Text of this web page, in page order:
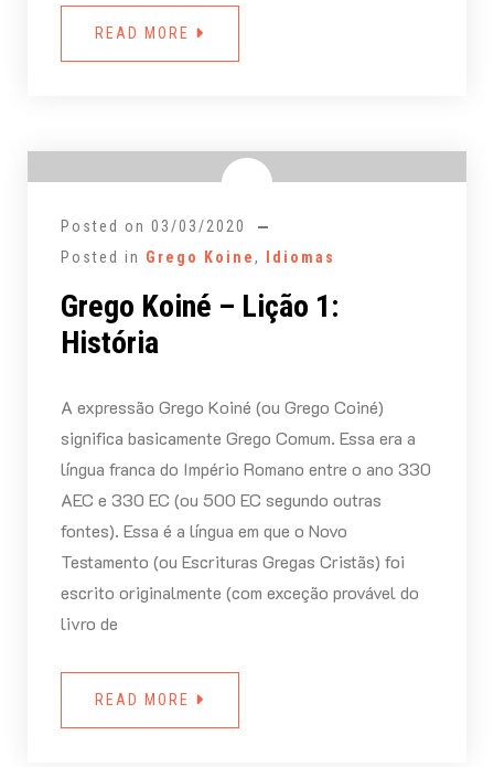
READ MORE
Posted on 03/03/2020
Posted in Grego Koine, Idiomas
Grego Koiné – Lição 1:
História
A expressão Grego Koiné (ou Grego Coiné)
significa basicamente Grego Comum. Essa era a
língua franca do Império Romano entre o ano 330
AEC e 330 EC (ou 500 EC segundo outras
fontes). Essa é a língua em que o Novo
Testamento (ou Escrituras Gregas Cristãs) foi
escrito originalmente (com exceção provável do
livro de
READ MORE